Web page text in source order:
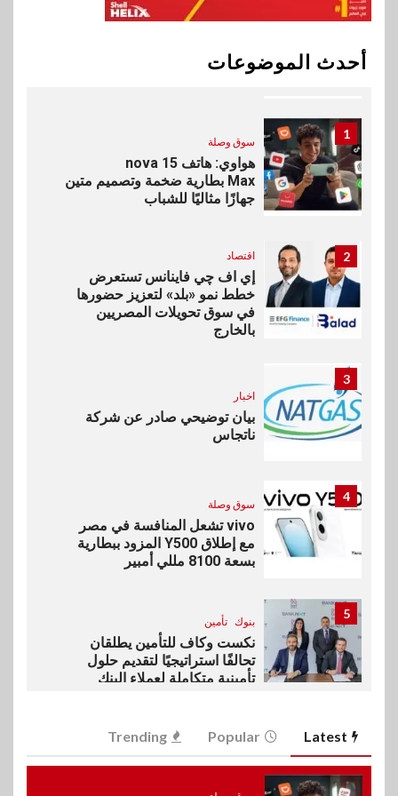
أحدث الموضوعات
10
بنوك
رئيسًا تنفيذيًا للمعاملات المصرفية
1
سوق وصلة
هواوي: هاتف nova 15
Max بطارية ضخمة وتصميم متين
جهازًا مثاليًا للشباب
2 اقتصاد
إي اف چي فاينانس تستعرض
خطط نمو «بلد» لتعزيز حضورها
في سوق تحويلات المصريين
بالخارج
3
اخبار
بيان توضيحي صادر عن شركة
ناتجاس
4
سوق وصلة
vivo تشعل المنافسة في مصر
مع إطلاق Y500 المزود ببطارية
بسعة 8100 مللي أمبير
5
بنوك تأمين
نكست وكاف للتأمين يطلقان
تحالفًا استراتيجيًا لتقديم حلول
تأمينية متكاملة لعملاء البنك
6
اقتصاد
رئيس مجلس القضاء الأعلى يوقّع
Latest
Popular
Trending